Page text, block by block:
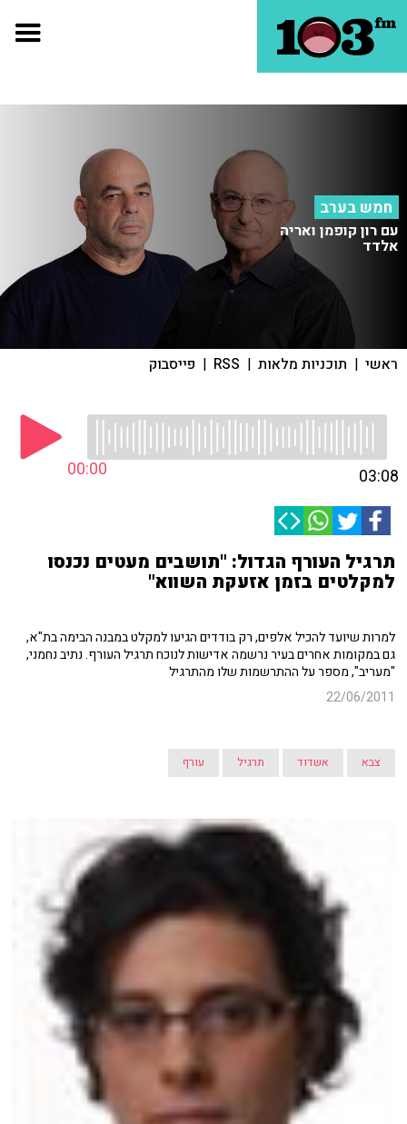
חמש בערב
עם רון קופמן ואריה
אלדד
ראשי | תוכניות מלאות |
RSS
| פייסבוק
00:00 03:08
תרגיל העורף הגדול: "תושבים מעטים נכנסו
למקלטים בזמן אזעקת השווא"
למרות שיועד להכיל אלפים, רק בודדים הגיעו למקלט במבנה הבימה בת"א,
גם במקומות אחרים בעיר נרשמה אדישות לנוכח תרגיל העורף. נתיב נחמני,
"מעריב", מספר על ההתרשמות שלו מהתרגיל
22/06/2011
צבא אשדוד תרגיל עורף